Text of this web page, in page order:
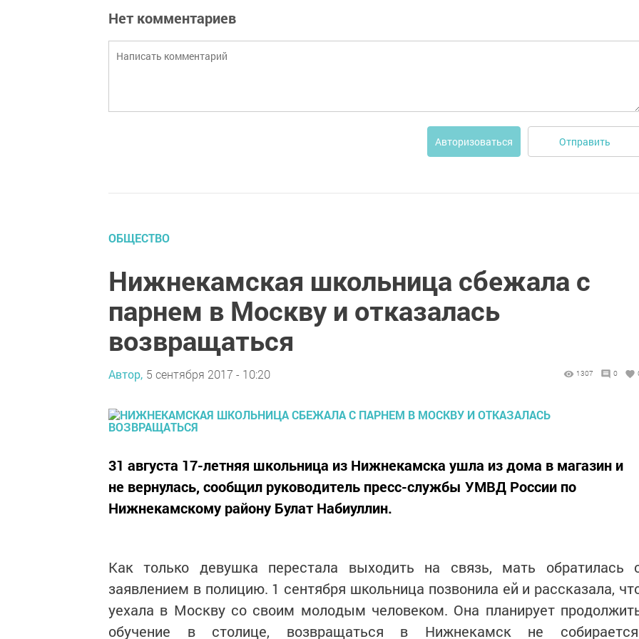
Нет комментариев
Авторизоваться Отправить
ОБЩЕСТВО
Нижнекамская школьница сбежала с
парнем в Москву и отказалась
возвращаться
Автор, 5 сентября 2017 - 10:20 1307 0
31 августа 17-летняя школьница из Нижнекамска ушла из дома в магазин и
не вернулась, сообщил руководитель пресс-службы УМВД России по
Нижнекамскому району Булат Набиуллин.
Как только девушка перестала выходить на связь, мать обратилась
заявлением в полицию. 1 сентября школьница позвонила ей и рассказала,
уехала в Москву со своим молодым человеком. Она планирует
обучение в столице, возвращаться в Нижнекамск не